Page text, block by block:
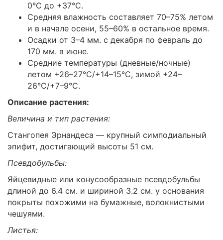
0°C до +37°C.
Средняя влажность составляет 70–75% летом
и в начале осени, 55–60% в остальное время.
Осадки от 3–4 мм. с декабря по февраль до
170 мм. в июне.
Средние температуры (дневные/ночные)
летом +26–27°C/+14–15°C, зимой +24–
26°C/+7–9°C.
Описание растения:
Величина и тип растения:
Стангопея Эрнандеса — крупный симподиальный
эпифит, достигающий высоты 51 см.
Псевдобульбы:
Яйцевидные или конусообразные псевдобульбы
длиной до 6.4 см. и шириной 3.2 см. у основания
покрыты похожими на бумажные, волокнистыми
чешуями.
Листья: